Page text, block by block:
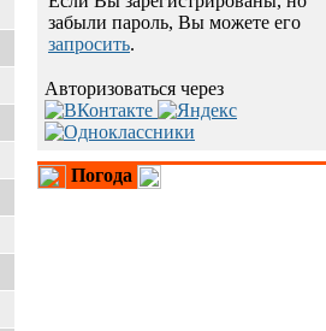
забыли пароль, Вы можете его
запросить.
Авторизоваться через
Погода